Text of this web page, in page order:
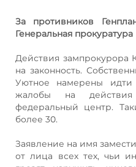
За противников
Генеральная прокуратура
Действия зампрокурора
на законность.
Уютное намерены
жалобы на
федеральный центр.
более 30.
Заявление на имя
от лица всех тех, чьи